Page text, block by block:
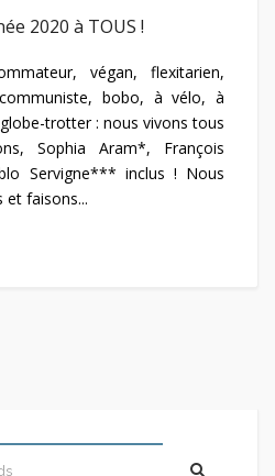
2020 à TOUS !
végan, flexitarien,
bobo, à vélo, à
trotter : nous vivons tous
Sophia Aram*, François
Servigne*** inclus ! Nous
faisons...